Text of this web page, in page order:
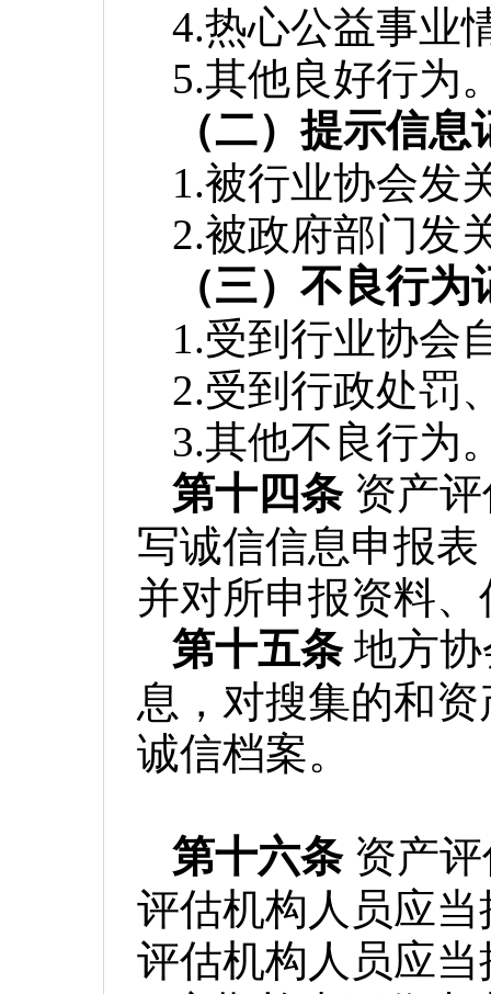
4.热心公益事业
5.其他良好行为
（二）提示信息
1.被行业协会发
2.被政府部门发
（三）不良行为
1.受到行业协会
2.受到行政处罚
3.其他不良行为
第十四条 资产
写诚信信息申报表
并对所申报资料
第十五条 地方
息，对搜集的和
诚信档案。
第十六条 资产
评估机构人员应
评估机构人员应